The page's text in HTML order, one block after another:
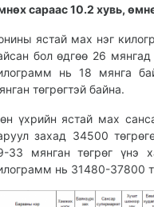
сараас 10.2 хувь,
ястай мах нэг
бол өдгөө 26
нь 18 мянга
төгрөгтэй байна.
үхрийн ястай мах
захад 34500
33 мянган төгрөг үнэ
нь 31480-37800